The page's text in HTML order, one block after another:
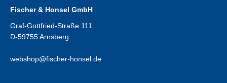
Fischer & Honsel GmbH
Graf-Gottfried-Straße 111
D-59755 Arnsberg
webshop@fischer-honsel.de